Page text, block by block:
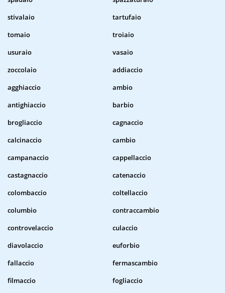
stivalaio
tartufaio
tomaio
troiaio
usuraio
vasaio
zoccolaio
addiaccio
agghiaccio
ambio
antighiaccio
barbio
brogliaccio
cagnaccio
calcinaccio
cambio
campanaccio
cappellaccio
castagnaccio
catenaccio
colombaccio
coltellaccio
columbio
contraccambio
controvelaccio
culaccio
diavolaccio
euforbio
fallaccio
fermascambio
filmaccio
fogliaccio